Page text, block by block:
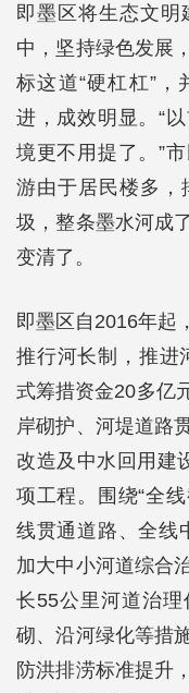
即墨区将生态文明
中，坚持绿色发展
标这道“硬杠杠”
进，成效明显。“
境更不用提了。”
游由于居民楼多，
圾，整条墨水河成
变清了。
即墨区自2016年起
推行河长制，推进
式筹措资金20多亿
岸砌护、河堤道路
改造及中水回用建
项工程。围绕“全
线贯通道路、全线
加大中小河道综合
长55公里河道治
砌、沿河绿化等措
防洪排涝标准提升